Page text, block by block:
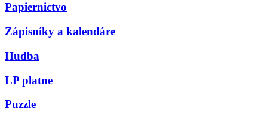
Papiernictvo
Zápisníky a kalendáre
Hudba
LP platne
Puzzle